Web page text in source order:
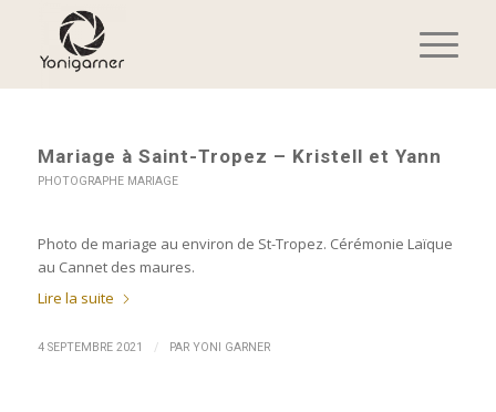
Mariage à Saint-Tropez – Kristell et Yann
PHOTOGRAPHE MARIAGE
Photo de mariage au environ de St-Tropez. Cérémonie Laïque
au Cannet des maures.
Lire la suite
4 SEPTEMBRE 2021 / PAR YONI GARNER